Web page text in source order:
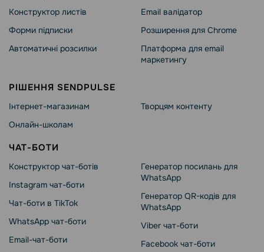
Конструктор листів
Форми підписки
Автоматичні розсилки
Email валідатор
Розширення для Chrome
Платформа для email
маркетингу
РІШЕННЯ SENDPULSE
Інтернет-магазинам
Онлайн-школам
Творцям контенту
ЧАТ-БОТИ
Конструктор чат-ботів
Instagram чат-боти
Чат-боти в TikTok
WhatsApp чат-боти
Email-чат-боти
Генератор посилань для
WhatsApp
Генератор QR-кодів для
WhatsApp
Viber чат-боти
Facebook чат-боти